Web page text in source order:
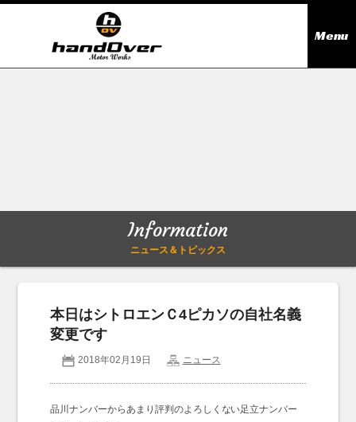
Menu
Company outline
会社概要
アクセス
お問い合わせ
Information
ニュース＆トピックス
本日はシトロエンＣ4ピカソの自社名義
変更です
2018年02月19日 ニュース
品川ナンバーからあまり評判のよろしくない足立ナンバー